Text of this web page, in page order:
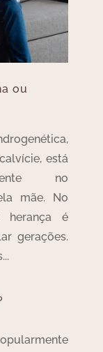
ou
está
no
mãe. No
herança é
gerações.